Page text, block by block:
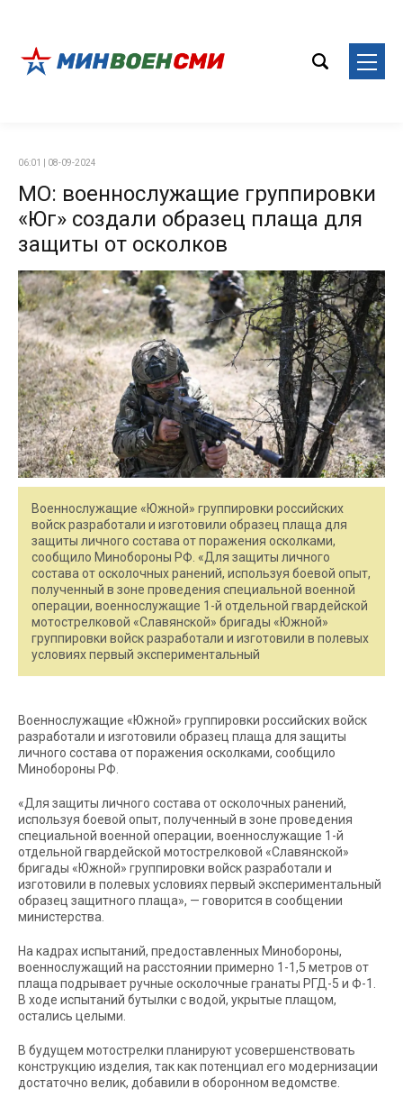
06:01 | 08-09-2024
МО: военнослужащие группировки
«Юг» создали образец плаща для
защиты от осколков
Военнослужащие «Южной» группировки российских
войск разработали и изготовили образец плаща для
защиты личного состава от поражения осколками,
сообщило Минобороны РФ. «Для защиты личного
состава от осколочных ранений, используя боевой опыт,
полученный в зоне проведения специальной военной
операции, военнослужащие 1-й отдельной гвардейской
мотострелковой «Славянской» бригады «Южной»
группировки войск разработали и изготовили в полевых
условиях первый экспериментальный
Военнослужащие «Южной» группировки российских войск
разработали и изготовили образец плаща для защиты
личного состава от поражения осколками, сообщило
Минобороны РФ.
«Для защиты личного состава от осколочных ранений,
используя боевой опыт, полученный в зоне проведения
специальной военной операции, военнослужащие 1-й
отдельной гвардейской мотострелковой «Славянской»
бригады «Южной» группировки войск разработали и
изготовили в полевых условиях первый экспериментальный
образец защитного плаща», — говорится в сообщении
министерства.
На кадрах испытаний, предоставленных Минобороны,
военнослужащий на расстоянии примерно 1-1,5 метров от
плаща подрывает ручные осколочные гранаты РГД-5 и Ф-1.
В ходе испытаний бутылки с водой, укрытые плащом,
остались целыми.
В будущем мотострелки планируют усовершенствовать
конструкцию изделия, так как потенциал его модернизации
достаточно велик, добавили в оборонном ведомстве.